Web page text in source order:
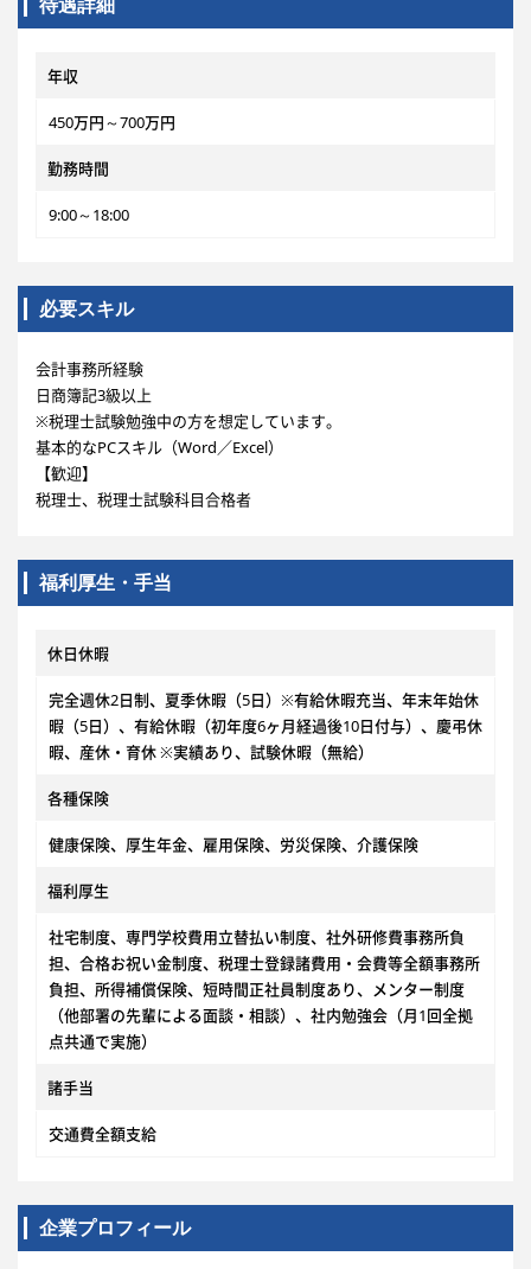
待遇詳細
年収
450万円～700万円
勤務時間
9:00～18:00
必要スキル
会計事務所経験
日商簿記3級以上
※税理士試験勉強中の方を想定しています。
基本的なPCスキル（Word／Excel）
【歓迎】
税理士、税理士試験科目合格者
福利厚生・手当
休日休暇
完全週休2日制、夏季休暇（5日）※有給休暇充当、年末年始休
暇（5日）、有給休暇（初年度6ヶ月経過後10日付与）、慶弔休
暇、産休・育休 ※実績あり、試験休暇（無給）
各種保険
健康保険、厚生年金、雇用保険、労災保険、介護保険
福利厚生
社宅制度、専門学校費用立替払い制度、社外研修費事務所負
担、合格お祝い金制度、税理士登録諸費用・会費等全額事務所
負担、所得補償保険、短時間正社員制度あり、メンター制度
（他部署の先輩による面談・相談）、社内勉強会（月1回全拠
点共通で実施）
諸手当
交通費全額支給
企業プロフィール